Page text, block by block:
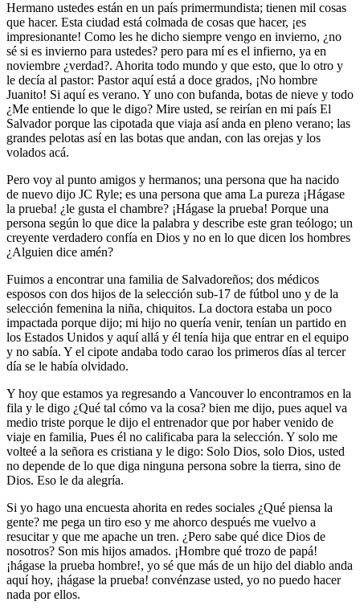
Hermano ustedes están en un país primermundista; tienen mil cosas
que hacer. Esta ciudad está colmada de cosas que hacer, ¡es
impresionante! Como les he dicho siempre vengo en invierno, ¿no
sé si es invierno para ustedes? pero para mí es el infierno, ya en
noviembre ¿verdad?. Ahorita todo mundo y que esto, que lo otro y
le decía al pastor: Pastor aquí está a doce grados, ¡No hombre
Juanito! Si aquí es verano. Y uno con bufanda, botas de nieve y todo
¿Me entiende lo que le digo? Mire usted, se reirían en mi país El
Salvador porque las cipotada que viaja así anda en pleno verano; las
grandes pelotas así en las botas que andan, con las orejas y los
volados acá.
Pero voy al punto amigos y hermanos; una persona que ha nacido
de nuevo dijo JC Ryle; es una persona que ama La pureza ¡Hágase
la prueba! ¿le gusta el chambre? ¡Hágase la prueba! Porque una
persona según lo que dice la palabra y describe este gran teólogo; un
creyente verdadero confía en Dios y no en lo que dicen los hombres
¿Alguien dice amén?
Fuimos a encontrar una familia de Salvadoreños; dos médicos
esposos con dos hijos de la selección sub-17 de fútbol uno y de la
selección femenina la niña, chiquitos. La doctora estaba un poco
impactada porque dijo; mi hijo no quería venir, tenían un partido en
los Estados Unidos y aquí allá y él tenía hija que entrar en el equipo
y no sabía. Y el cipote andaba todo carao los primeros días al tercer
día se le había olvidado.
Y hoy que estamos ya regresando a Vancouver lo encontramos en la
fila y le digo ¿Qué tal cómo va la cosa? bien me dijo, pues aquel va
medio triste porque le dijo el entrenador que por haber venido de
viaje en familia, Pues él no calificaba para la selección. Y solo me
volteé a la señora es cristiana y le digo: Solo Dios, solo Dios, usted
no depende de lo que diga ninguna persona sobre la tierra, sino de
Dios. Eso le da alegría.
Si yo hago una encuesta ahorita en redes sociales ¿Qué piensa la
gente? me pega un tiro eso y me ahorco después me vuelvo a
resucitar y que me apache un tren. ¿Pero sabe qué dice Dios de
nosotros? Son mis hijos amados. ¡Hombre qué trozo de papá!
¡hágase la prueba hombre!, yo sé que más de un hijo del diablo anda
aquí hoy, ¡hágase la prueba! convénzase usted, yo no puedo hacer
nada por ellos.